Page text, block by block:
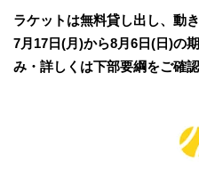
ラケットは無料貸し出し、動
7月17日(月)から8月6日(日)の
み・詳しくは下部要綱をご確認